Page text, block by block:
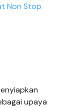
Non Stop
upaya